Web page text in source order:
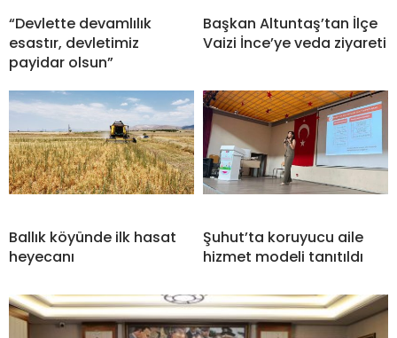
“Devlette devamlılık
esastır, devletimiz
payidar olsun”
Başkan Altuntaş’tan İlçe
Vaizi İnce’ye veda ziyareti
Ballık köyünde ilk hasat
heyecanı
Şuhut’ta koruyucu aile
hizmet modeli tanıtıldı